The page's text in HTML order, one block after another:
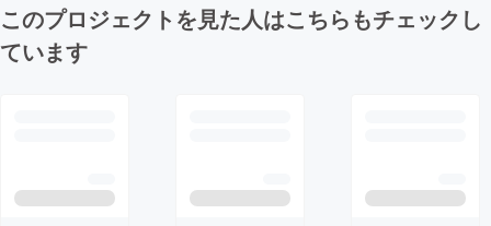
このプロジェクトを見た人はこちらもチェックし
ています